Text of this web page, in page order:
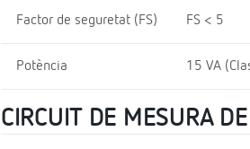
Factor de seguretat (FS) FS < 5
Potència 15 VA
CIRCUIT DE MESURA